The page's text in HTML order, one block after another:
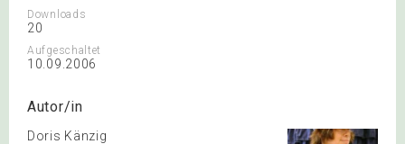
Downloads
20
Aufgeschaltet
10.09.2006
Autor/in
Doris Känzig